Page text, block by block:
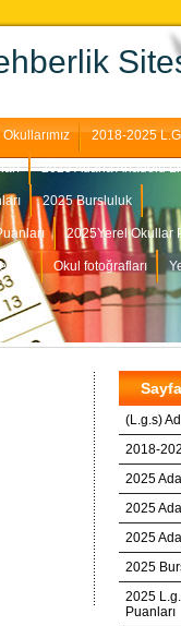
2018-2025
2025 Adana Anadolu
2025 Bursluluk
2025Yerel Okullar
Aile Okul fotoğrafları
(L.g.s)
2018-
2025
2025
2025
2025
2025
Puanları